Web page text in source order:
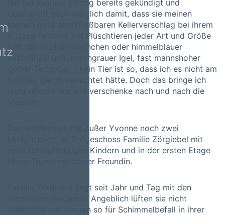
hat bei meinem Einzug bereits gekündigt und
überrascht mich lediglich damit, dass sie meinen
kleinen nicht abschließbaren Kellerverschlag bei ihrem
Auszug randvoll mit Plüschtieren jeder Art und Größe
füllt. Ob rosa Schweinchen oder himmelblauer
Mischlingshund, braungrauer Igel, fast mannshoher
gelber Teddybär – kein Tier ist so, dass ich es nicht am
liebsten gleich vernichtet hätte. Doch das bringe ich
nicht übers Herz und verschenke nach und nach die
Das Vorderhaus hat außer Yvonne noch zwei
Mietparteien: im Erdgeschoss Familie Zörgiebel mit
zwei schulpflichtigen Kindern und in der ersten Etage
Herrn Trump mit seiner Freundin.
Familie Zörgiebel liegt seit Jahr und Tag mit den
Vermietern im Clinch. Angeblich lüften sie nicht
ordentlich und sorgen so für Schimmelbefall in ihrer